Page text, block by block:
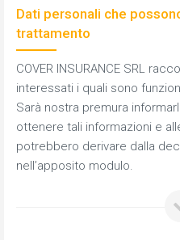
Dati personali che
trattamento
COVER INSURANCE SRL
interessati i quali sono
Sarà nostra premura
ottenere tali informazioni e
potrebbero derivare dalla
nell’apposito modulo.